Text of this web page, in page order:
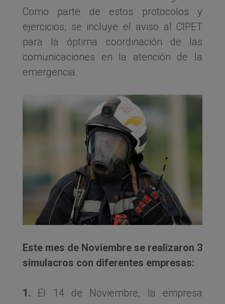
Como parte de estos protocolos y
ejercicios, se incluye el aviso al CIPET
para la óptima coordinación de las
comunicaciones en la atención de la
emergencia.
Este mes de Noviembre se realizaron 3
simulacros con diferentes empresas:
1. El 14 de Noviembre, la empresa